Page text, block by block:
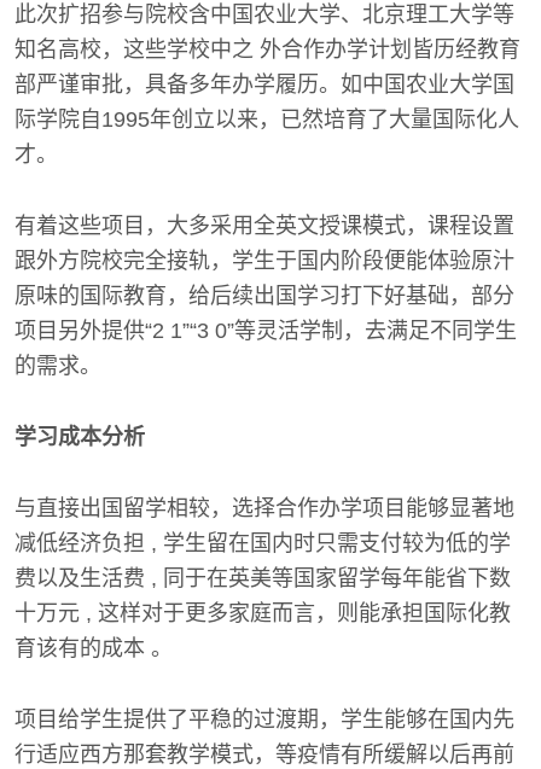
此次扩招参与院校含中国农业大学、北京理工大学等
知名高校，这些学校中之 外合作办学计划皆历经教育
部严谨审批，具备多年办学履历。如中国农业大学国
际学院自1995年创立以来，已然培育了大量国际化人
才。
有着这些项目，大多采用全英文授课模式，课程设置
跟外方院校完全接轨，学生于国内阶段便能体验原汁
原味的国际教育，给后续出国学习打下好基础，部分
项目另外提供“2 1”“3 0”等灵活学制，去满足不同学生
的需求。
学习成本分析
与直接出国留学相较，选择合作办学项目能够显著地
减低经济负担 , 学生留在国内时只需支付较为低的学
费以及生活费 , 同于在英美等国家留学每年能省下数
十万元 , 这样对于更多家庭而言，则能承担国际化教
育该有的成本 。
项目给学生提供了平稳的过渡期，学生能够在国内先
行适应西方那套教学模式，等疫情有所缓解以后再前